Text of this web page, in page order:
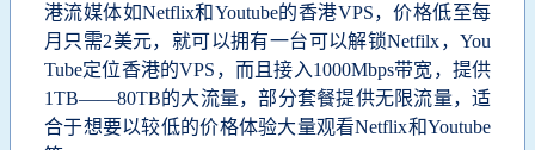
港流媒体如Netflix和Youtube的香港VPS，价格低至每
月只需2美元，就可以拥有一台可以解锁Netfilx，You
Tube定位香港的VPS，而且接入1000Mbps带宽，提供
1TB——80TB的大流量，部分套餐提供无限流量，适
合于想要以较低的价格体验大量观看Netflix和Youtube